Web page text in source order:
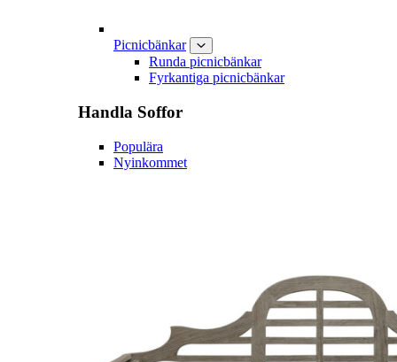
Picnicbänkar
Runda picnicbänkar
Fyrkantiga picnicbänkar
Handla Soffor
Populära
Nyinkommet